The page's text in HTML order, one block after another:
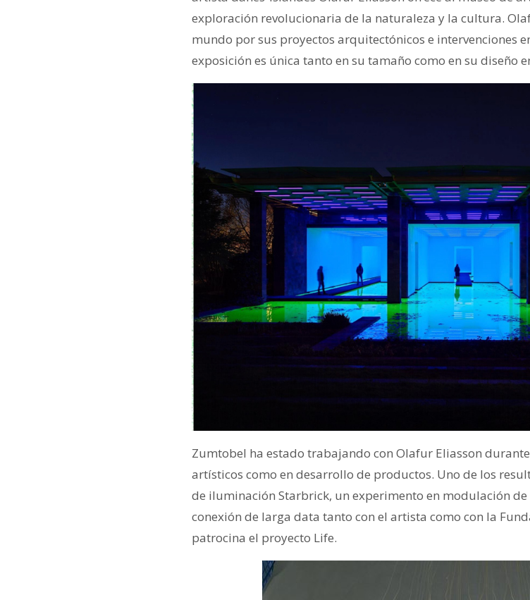
exploración revolucionaria de la naturaleza y la cultura.
mundo por sus proyectos arquitectónicos e intervenciones
exposición es única tanto en su tamaño como en su diseño
Zumtobel ha estado trabajando con Olafur Eliasson
artísticos como en desarrollo de productos. Uno de los
de iluminación Starbrick, un experimento en modulación de
conexión de larga data tanto con el artista como con la
patrocina el proyecto Life.